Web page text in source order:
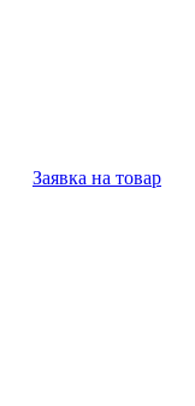
Заявка на товар